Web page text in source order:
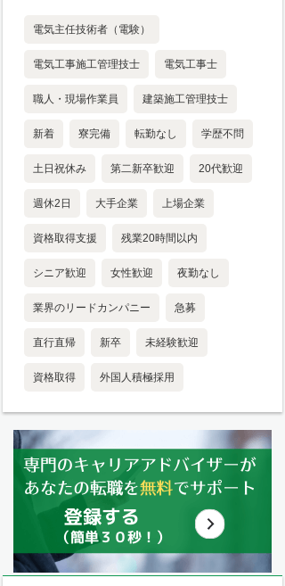
電気主任技術者（電験）
電気工事施工管理技士 電気工事士
職人・現場作業員 建築施工管理技士
新着 寮完備 転勤なし 学歴不問
土日祝休み 第二新卒歓迎 20代歓迎
週休2日 大手企業 上場企業
資格取得支援 残業20時間以内
シニア歓迎 女性歓迎 夜勤なし
業界のリードカンパニー 急募
直行直帰 新卒 未経験歓迎
資格取得 外国人積極採用